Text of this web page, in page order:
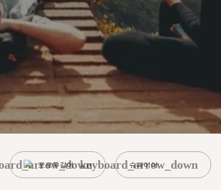
포르투갈어 슈파이어
keyboard_arrow_down